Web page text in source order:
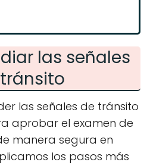
las señales
las señales de tránsito
aprobar el examen de
manera segura en
los pasos más